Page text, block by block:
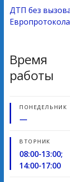
ДТП без
Время
работы
ПОНЕДЕЛЬНИК
—
ВТОРНИК
08:00-13:00;
14:00-17:00